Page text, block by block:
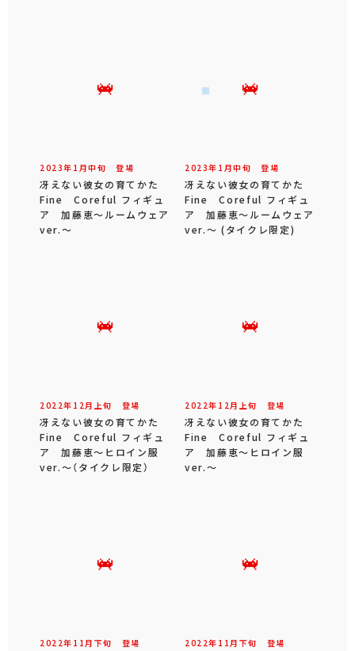
2023年 1 月中旬 登場
冴えない彼女の育てかた
Fine Coreful フィギュ
ア 加藤恵～ルームウェア
ver.～
2023年 1 月中旬 登場
冴えない彼女の育てかた
Fine Coreful フィギュ
ア 加藤恵～ルームウェア
ver.～ (タイクレ限定)
2022年 12 月 上旬 登場
冴えない彼女の育てかた
Fine Coreful フィギュ
ア 加藤恵～ヒロイン服
ver.～（タイクレ限定）
2022年 12 月 上旬 登場
冴えない彼女の育てかた
Fine Coreful フィギュ
ア 加藤恵～ヒロイン服
ver.～
2022年 11 月 下旬 登場 2022年 11 月 下旬 登場